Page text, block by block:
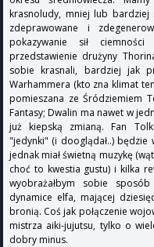
krasnoludy, mniej lub bardziej
zdeprawowane i
pokazywanie sił
przedstawienie drużyny
sobie krasnali, bardziej jak
Warhammera (kto zna klimat
pomieszana ze Śródziemiem
Fantasy; Dwalin ma nawet w
już kiepską zmianą. Fan
"jedynki" (i dooglądał..)
jednak miał świetną muzykę
choć to kwestia gustu) i kilka
wyobrażałbym sobie
dynamice elfa, mającej
bronią. Coś jak połączenie
mistrza aiki-jujutsu, tylko o
dobry minus.